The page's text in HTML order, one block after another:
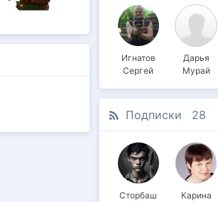
Игнатов
Сергей
Дарья
Мурай
Подписки · 28
Сторбаш Карина